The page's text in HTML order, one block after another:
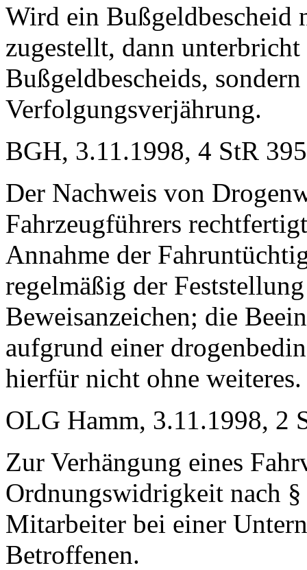
Wird ein Bußgeldbescheid
zugestellt, dann
Bußgeldbescheids,
Verfolgungsverjährung.
BGH, 3.11.1998, 4 StR
Der Nachweis von
Fahrzeugführers
Annahme der
regelmäßig der
Beweisanzeichen; die
aufgrund einer
hierfür nicht ohne weiteres.
OLG Hamm, 3.11.1998, 2
Zur Verhängung eines
Ordnungswidrigkeit nach
Mitarbeiter bei einer
Betroffenen.